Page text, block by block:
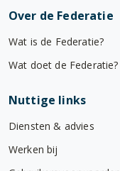
Over de Federatie
Wat is de Federatie?
Wat doet de Federatie?
Nuttige links
Diensten & advies
Werken bij